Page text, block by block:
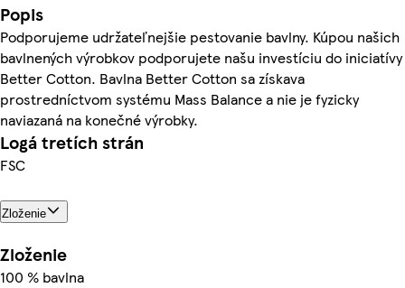
Popis
Podporujeme udržateľnejšie pestovanie bavlny. Kúpou našich
bavlnených výrobkov podporujete našu investíciu do iniciatívy
Better Cotton. Bavlna Better Cotton sa získava
prostredníctvom systému Mass Balance a nie je fyzicky
naviazaná na konečné výrobky.
Logá tretích strán
FSC
Zloženie
Zloženie
100 % bavlna